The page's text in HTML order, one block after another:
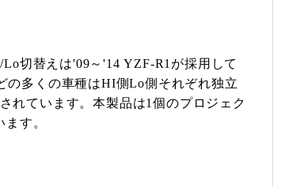
切替えは'09～'14 YZF-R1が採用して
の多くの車種はHI側Lo側それぞれ独立
れています。本製品は1個のプロジェク
す。